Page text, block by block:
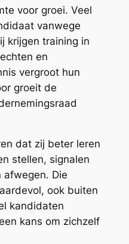
voor groei. Veel
vanwege
krijgen training in
en
vergroot hun
groeit de
dat zij beter leren
stellen, signalen
afwegen. Die
ook buiten
kandidaten
kans om zichzelf